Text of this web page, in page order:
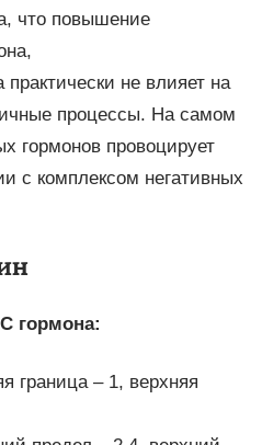
что повышение
не влияет на
процессы. На самом
гормонов провоцирует
с комплексом негативных
гормона:
граница – 1, верхняя